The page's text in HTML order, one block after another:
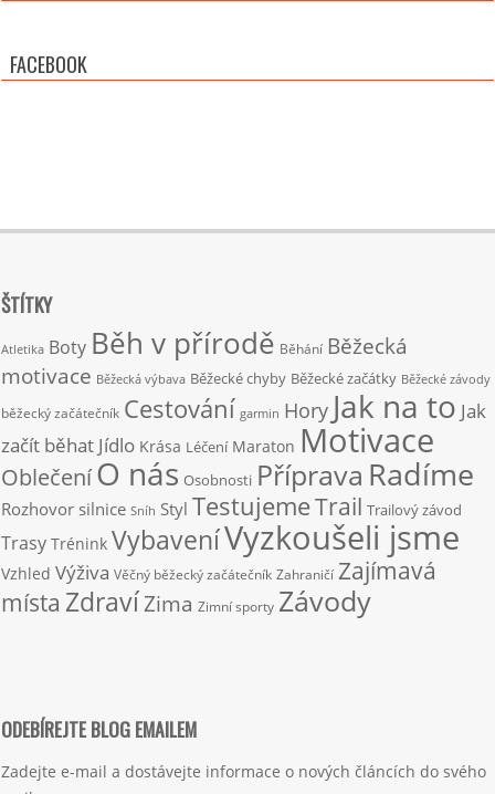
FACEBOOK
ŠTÍTKY
Atletika Boty Běh v přírodě Běhání Běžecká
motivace Běžecká výbava Běžecké chyby Běžecké začátky Běžecké závody
běžecký začátečník Cestování garmin Hory Jak na to Jak
začít běhat Jídlo Krása Léčení Maraton Motivace
OblečeníO nás Osobnosti Příprava Radíme
Rozhovor silnice Sníh Styl TestujemeTrail Trailový závod
Trasy Trénink VybaveníVyzkoušeli jsme
Vzhled Výživa Věčný běžecký začátečník Zahraničí Zajímavá
místa ZdravíZima Zimní sporty Závody
ODEBÍREJTE BLOG EMAILEM
Zadejte e-mail a dostávejte informace o nových článcích do svého